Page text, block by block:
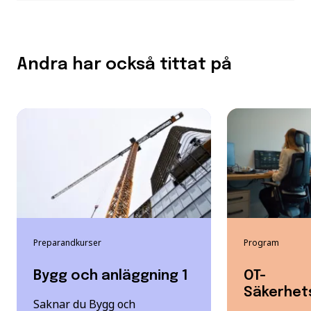
Andra har också tittat på
Preparandkurser
Bygg och anläggning 1
Saknar du Bygg och
Program
OT-